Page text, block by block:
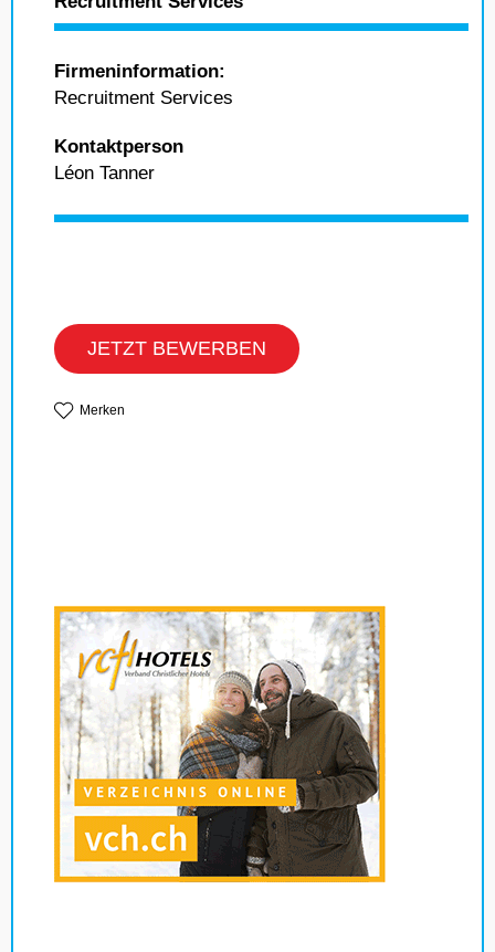
Firmeninformation:
Recruitment Services
Kontaktperson
Léon Tanner
JETZT BEWERBEN
Merken